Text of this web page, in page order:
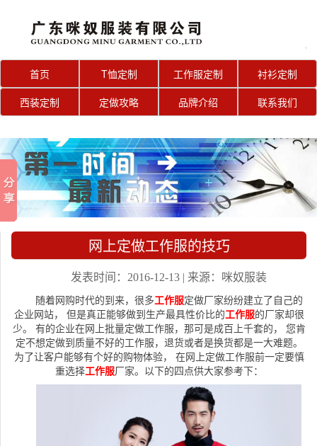
首页 T恤定制 工作服定制
衬衫定制
西装定制
定做攻略 品牌介绍 联系我们
网上定做工作服的技巧
发表时间：2016-12-13 | 来源：咪奴服装
随着网购时代的到来，很多工作服定做厂家纷纷建立了自己的
企业网站， 但是真正能够做到生产最具性价比的工作服的厂家却很
少。 有的企业在网上批量定做工作服，那可是成百上千套的， 您肯
定不想定做到质量不好的工作服，退货或者是换货都是一大难题。
为了让客户能够有个好的购物体验， 在网上定做工作服前一定要慎
重选择工作服厂家。以下的四点供大家参考下：